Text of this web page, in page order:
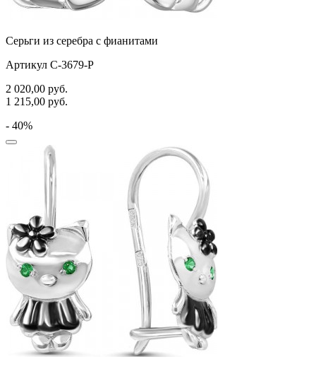
Серьги из серебра с фианитами
Артикул С-3679-Р
2 020,00 руб.
1 215,00 руб.
- 40%